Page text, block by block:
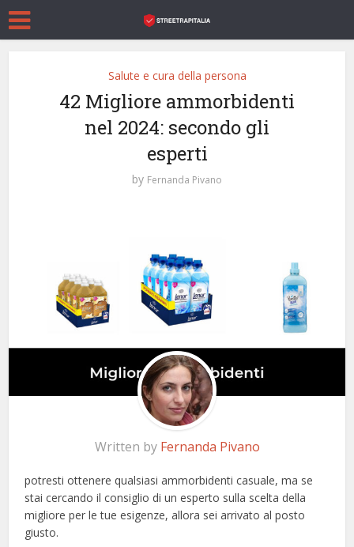
Salute e cura della persona
42 Migliore ammorbidenti
nel 2024: secondo gli
esperti
by Fernanda Pivano
Written by Fernanda Pivano
potresti ottenere qualsiasi ammorbidenti casuale, ma se
stai cercando il consiglio di un esperto sulla scelta della
migliore per le tue esigenze, allora sei arrivato al posto
giusto.